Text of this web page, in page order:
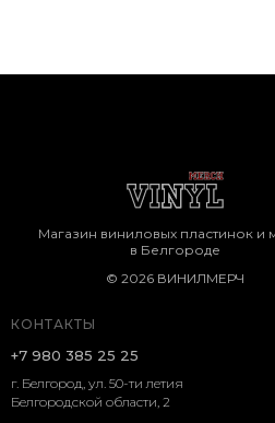
КОНТАКТЫ
г. Белгород, ул. 50-ти летия
Белгородской области, 2
+7 980 385 25 25
Магазин виниловых пластинок и
в Белгороде
© 2026 ВИНИЛМЕРЧ